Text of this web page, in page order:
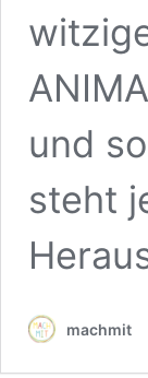
und
steht
machmit